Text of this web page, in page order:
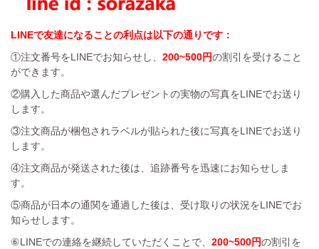
LINEで友達になることの利点は以下の通りです：
①注文番号をLINEでお知らせし、 200~500円の割引を受けること
ができます。
②購入した商品や選んだプレゼントの実物の写真をLINEでお送り
します。
③注文商品が梱包されラベルが貼られた後に写真をLINEでお送り
します。
④注文商品が発送された後は、追跡番号を迅速にお知らせしま
す。
⑤商品が日本の通関を通過した後は、受け取りの状況をLINEでお
知らせします。
⑥LINEでの連絡を継続していただくことで、 200~500円の割引を